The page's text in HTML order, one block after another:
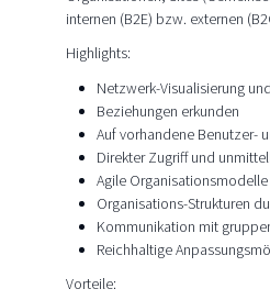
internen (B2E) bzw. externen
Highlights:
Netzwerk-Visualisierung
Beziehungen erkunden
Auf vorhandene Benutzer-
Direkter Zugriff und
Agile
Organisations-Strukturen
Kommunikation mit
Reichhaltige
Vorteile: